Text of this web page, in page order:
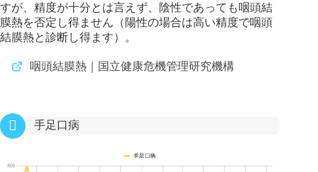
すが、精度が十分とは言えず、陰性であっても咽頭結
膜熱を否定し得ません（陽性の場合は高い精度で咽頭
結膜熱と診断し得ます）。
咽頭結膜熱｜国立健康危機管理研究機構
手足口病